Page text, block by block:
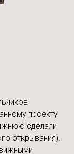
проекту
сделали
открывания).